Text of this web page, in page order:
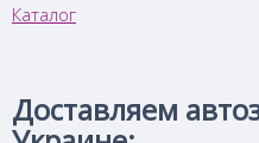
Каталог
Доставляем